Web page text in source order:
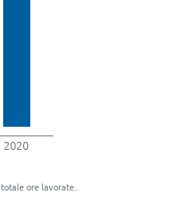
ore lavorate..